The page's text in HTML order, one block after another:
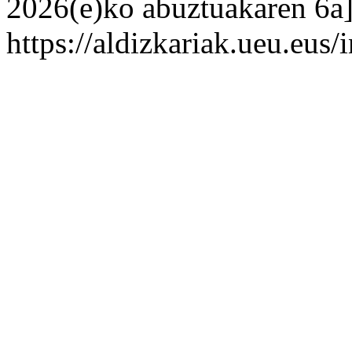
2026(e)ko abuztuakaren
https://